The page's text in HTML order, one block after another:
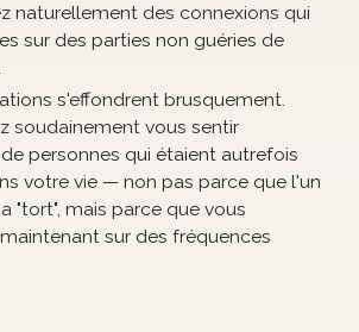
naturellement des connexions qui
sur des parties non guéries de
s'effondrent brusquement.
soudainement vous sentir
personnes qui étaient autrefois
votre vie — non pas parce que l'un
"tort", mais parce que vous
sur des fréquences